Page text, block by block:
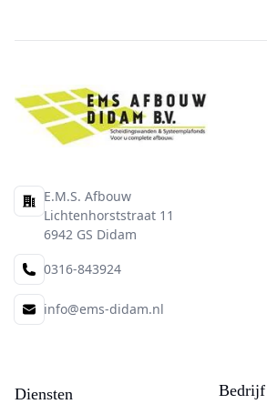
Adres
E.M.S. Afbouw
Lichtenhorststraat 11
6942 GS Didam
Telefoon
0316-843924
E-mail
info@ems-didam.nl
Diensten Bedrijf